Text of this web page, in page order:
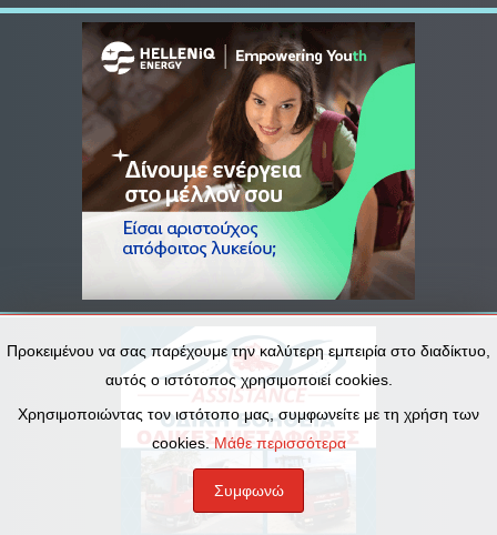
Προκειμένου να σας παρέχουμε την καλύτερη εμπειρία στο διαδίκτυο,
αυτός ο ιστότοπος χρησιμοποιεί cookies.
Χρησιμοποιώντας τον ιστότοπο μας, συμφωνείτε με τη χρήση των
cookies. Μάθε περισσότερα
Συμφωνώ